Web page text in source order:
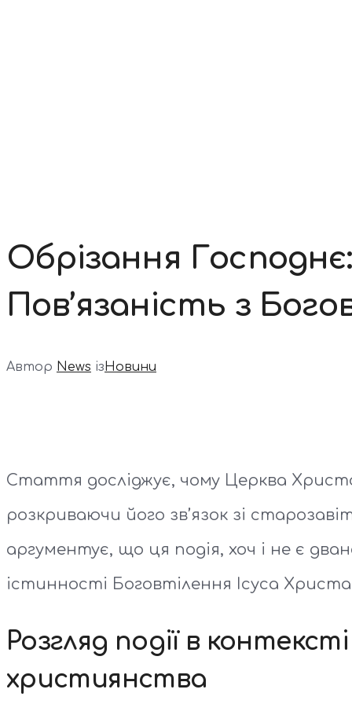
Обрізання
Пов’язаність з
Автор News ізНовини
Стаття досліджує, чому Церква
розкриваючи його зв’язок зі
аргументує, що ця подія, хоч і не є
істинності Боговтілення Ісуса
Розгляд події в
християнства